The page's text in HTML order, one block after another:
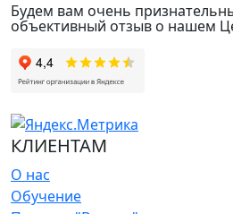
Будем вам очень
объективный отзыв о нашем
КЛИЕНТАМ
О нас
Обучение